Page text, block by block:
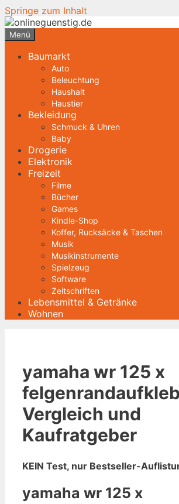
Springe zum Inhalt
Menü
Baumarkt
Auto
Beleuchtung
Haushalt
Haustier
Bekleidung
Schmuck & Uhren
Baby
Drogerie
Elektronik
Freizeit
Filme
Bücher
Games
Kindle-Shop
Koffer, Rucksäcke & Taschen
Musik
Musikinstrumente
Spielzeug
Software
Zeitschriften
Lebensmittel & Getränke
Wohnen
yamaha wr 125 x
Vergleich und
Kaufratgeber
KEIN Test, nur Bestseller-
yamaha wr 125 x